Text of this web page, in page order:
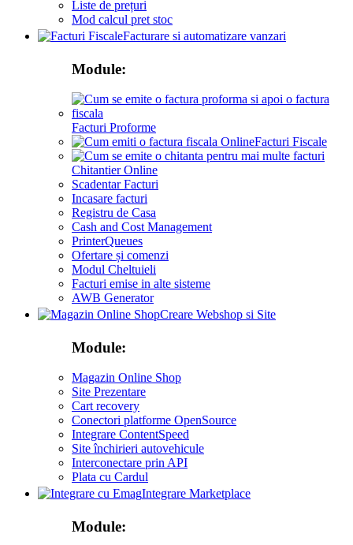
Liste de prețuri
Mod calcul pret stoc
Facturare si automatizare vanzari
Module:
Facturi Proforme
Facturi Fiscale
Chitantier Online
Scadentar Facturi
Incasare facturi
Registru de Casa
Cash and Cost Management
PrinterQueues
Ofertare și comenzi
Modul Cheltuieli
Facturi emise in alte sisteme
AWB Generator
Creare Webshop si Site
Module:
Magazin Online Shop
Site Prezentare
Cart recovery
Conectori platforme OpenSource
Integrare ContentSpeed
Site închirieri autovehicule
Interconectare prin API
Plata cu Cardul
Integrare Marketplace
Module: